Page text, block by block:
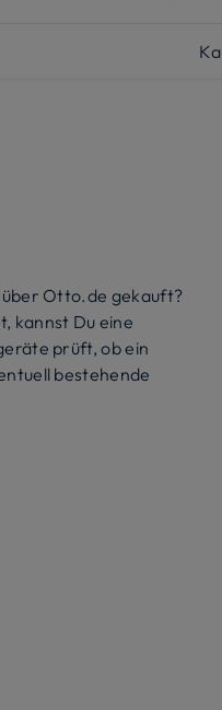
über Otto.de gekauft?
kannst Du eine
prüft, ob ein
bestehende